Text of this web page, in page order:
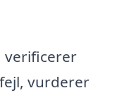
verificerer
vurderer